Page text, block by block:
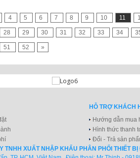
4 5 6 7 8 9 10 11
28 29 30 31 32 33 34
51 52 »
HỖ TRỢ KHÁCH
Hướng dẫn mua
Hình thức thanh
Đổi - Trả sản
TNHH XUẤT NHẬP KHẨU PHÂN PHỐI THIẾT